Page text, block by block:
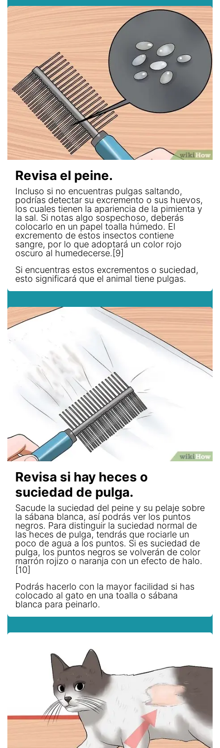
Revisa el peine.
Incluso si no encuentras pulgas saltando,
podrías detectar su excremento o sus huevos,
los cuales tienen la apariencia de la pimienta y
la sal. Si notas algo sospechoso, deberás
colocarlo en un papel toalla húmedo. El
excremento de estos insectos contiene
sangre, por lo que adoptará un color rojo
oscuro al humedecerse.[9]
Si encuentras estos excrementos o suciedad,
esto significará que el animal tiene pulgas.
Revisa si hay heces o
suciedad de pulga.
Sacude la suciedad del peine y su pelaje sobre
la sábana blanca, así podrás ver los puntos
negros. Para distinguir la suciedad normal de
las heces de pulga, tendrás que rociarle un
poco de agua a los puntos. Si es suciedad de
pulga, los puntos negros se volverán de color
marrón rojizo o naranja con un efecto de halo.
[10]
Podrás hacerlo con la mayor facilidad si has
colocado al gato en una toalla o sábana
blanca para peinarlo.